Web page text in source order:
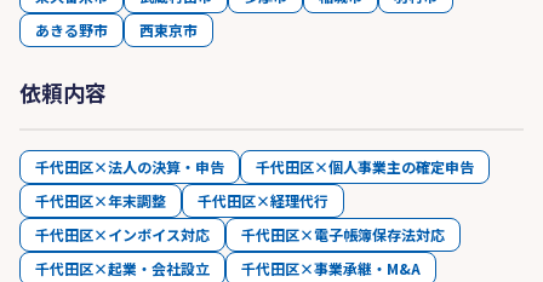
あきる野市
西東京市
依頼内容
千代田区×法人の決算・申告
千代田区×個人事業主の確定申告
千代田区×年末調整
千代田区×経理代行
千代田区×インボイス対応
千代田区×電子帳簿保存法対応
千代田区×起業・会社設立
千代田区×事業承継・M&A